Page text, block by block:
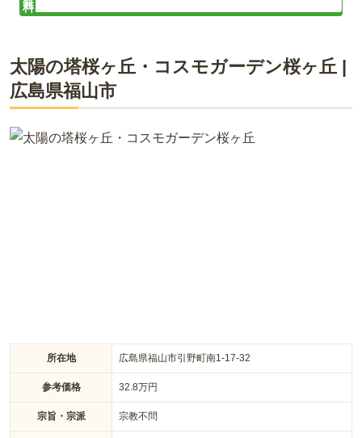
高台にある東福山を一望できるお墓で、見晴らしがよく、閑静
不問で利用ができるので、無宗教の方やすでに宗教に入ってい
太陽の塔桜ヶ丘・コスモガーデン桜ヶ丘 |
広島県福山市
所在地 広島県福山市引野町南1-17-32
参考価格 32.8万円
宗旨・宗派 宗教不問